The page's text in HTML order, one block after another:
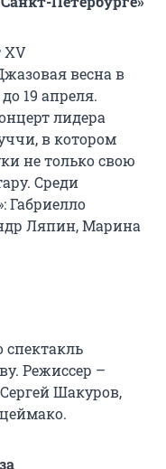
XV
весна в
19 апреля.
лидера
в котором
не только свою
Среди
Габриелло
Ляпин, Марина
спектакль
Режиссер –
Шакуров,